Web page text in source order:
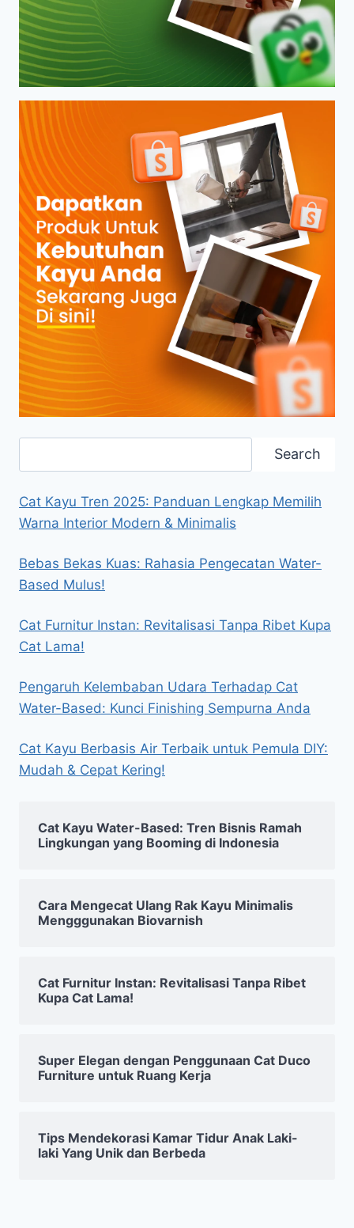
Search
Cat Kayu Tren 2025: Panduan Lengkap Memilih
Warna Interior Modern & Minimalis
Bebas Bekas Kuas: Rahasia Pengecatan Water-
Based Mulus!
Cat Furnitur Instan: Revitalisasi Tanpa Ribet Kupa
Cat Lama!
Pengaruh Kelembaban Udara Terhadap Cat
Water-Based: Kunci Finishing Sempurna Anda
Cat Kayu Berbasis Air Terbaik untuk Pemula DIY:
Mudah & Cepat Kering!
Cat Kayu Water-Based: Tren Bisnis Ramah
Lingkungan yang Booming di Indonesia
Cara Mengecat Ulang Rak Kayu Minimalis
Mengggunakan Biovarnish
Cat Furnitur Instan: Revitalisasi Tanpa Ribet
Kupa Cat Lama!
Super Elegan dengan Penggunaan Cat Duco
Furniture untuk Ruang Kerja
Tips Mendekorasi Kamar Tidur Anak Laki-
laki Yang Unik dan Berbeda